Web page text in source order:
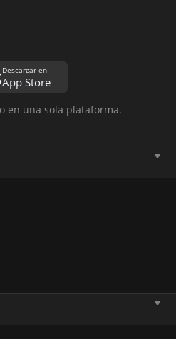
Descargar en
App Store
en una sola plataforma.